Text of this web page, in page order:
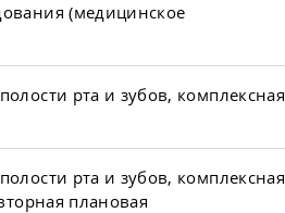
(медицинское
рта и зубов, комплексная
рта и зубов, комплексная
плановая